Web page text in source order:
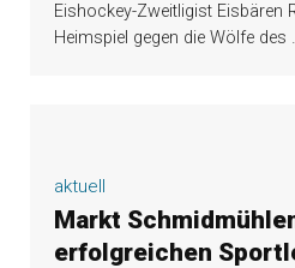
Eishockey-Zweitligist Eisbären
Heimspiel gegen die Wölfe des
aktuell
Markt
erfolgreichen